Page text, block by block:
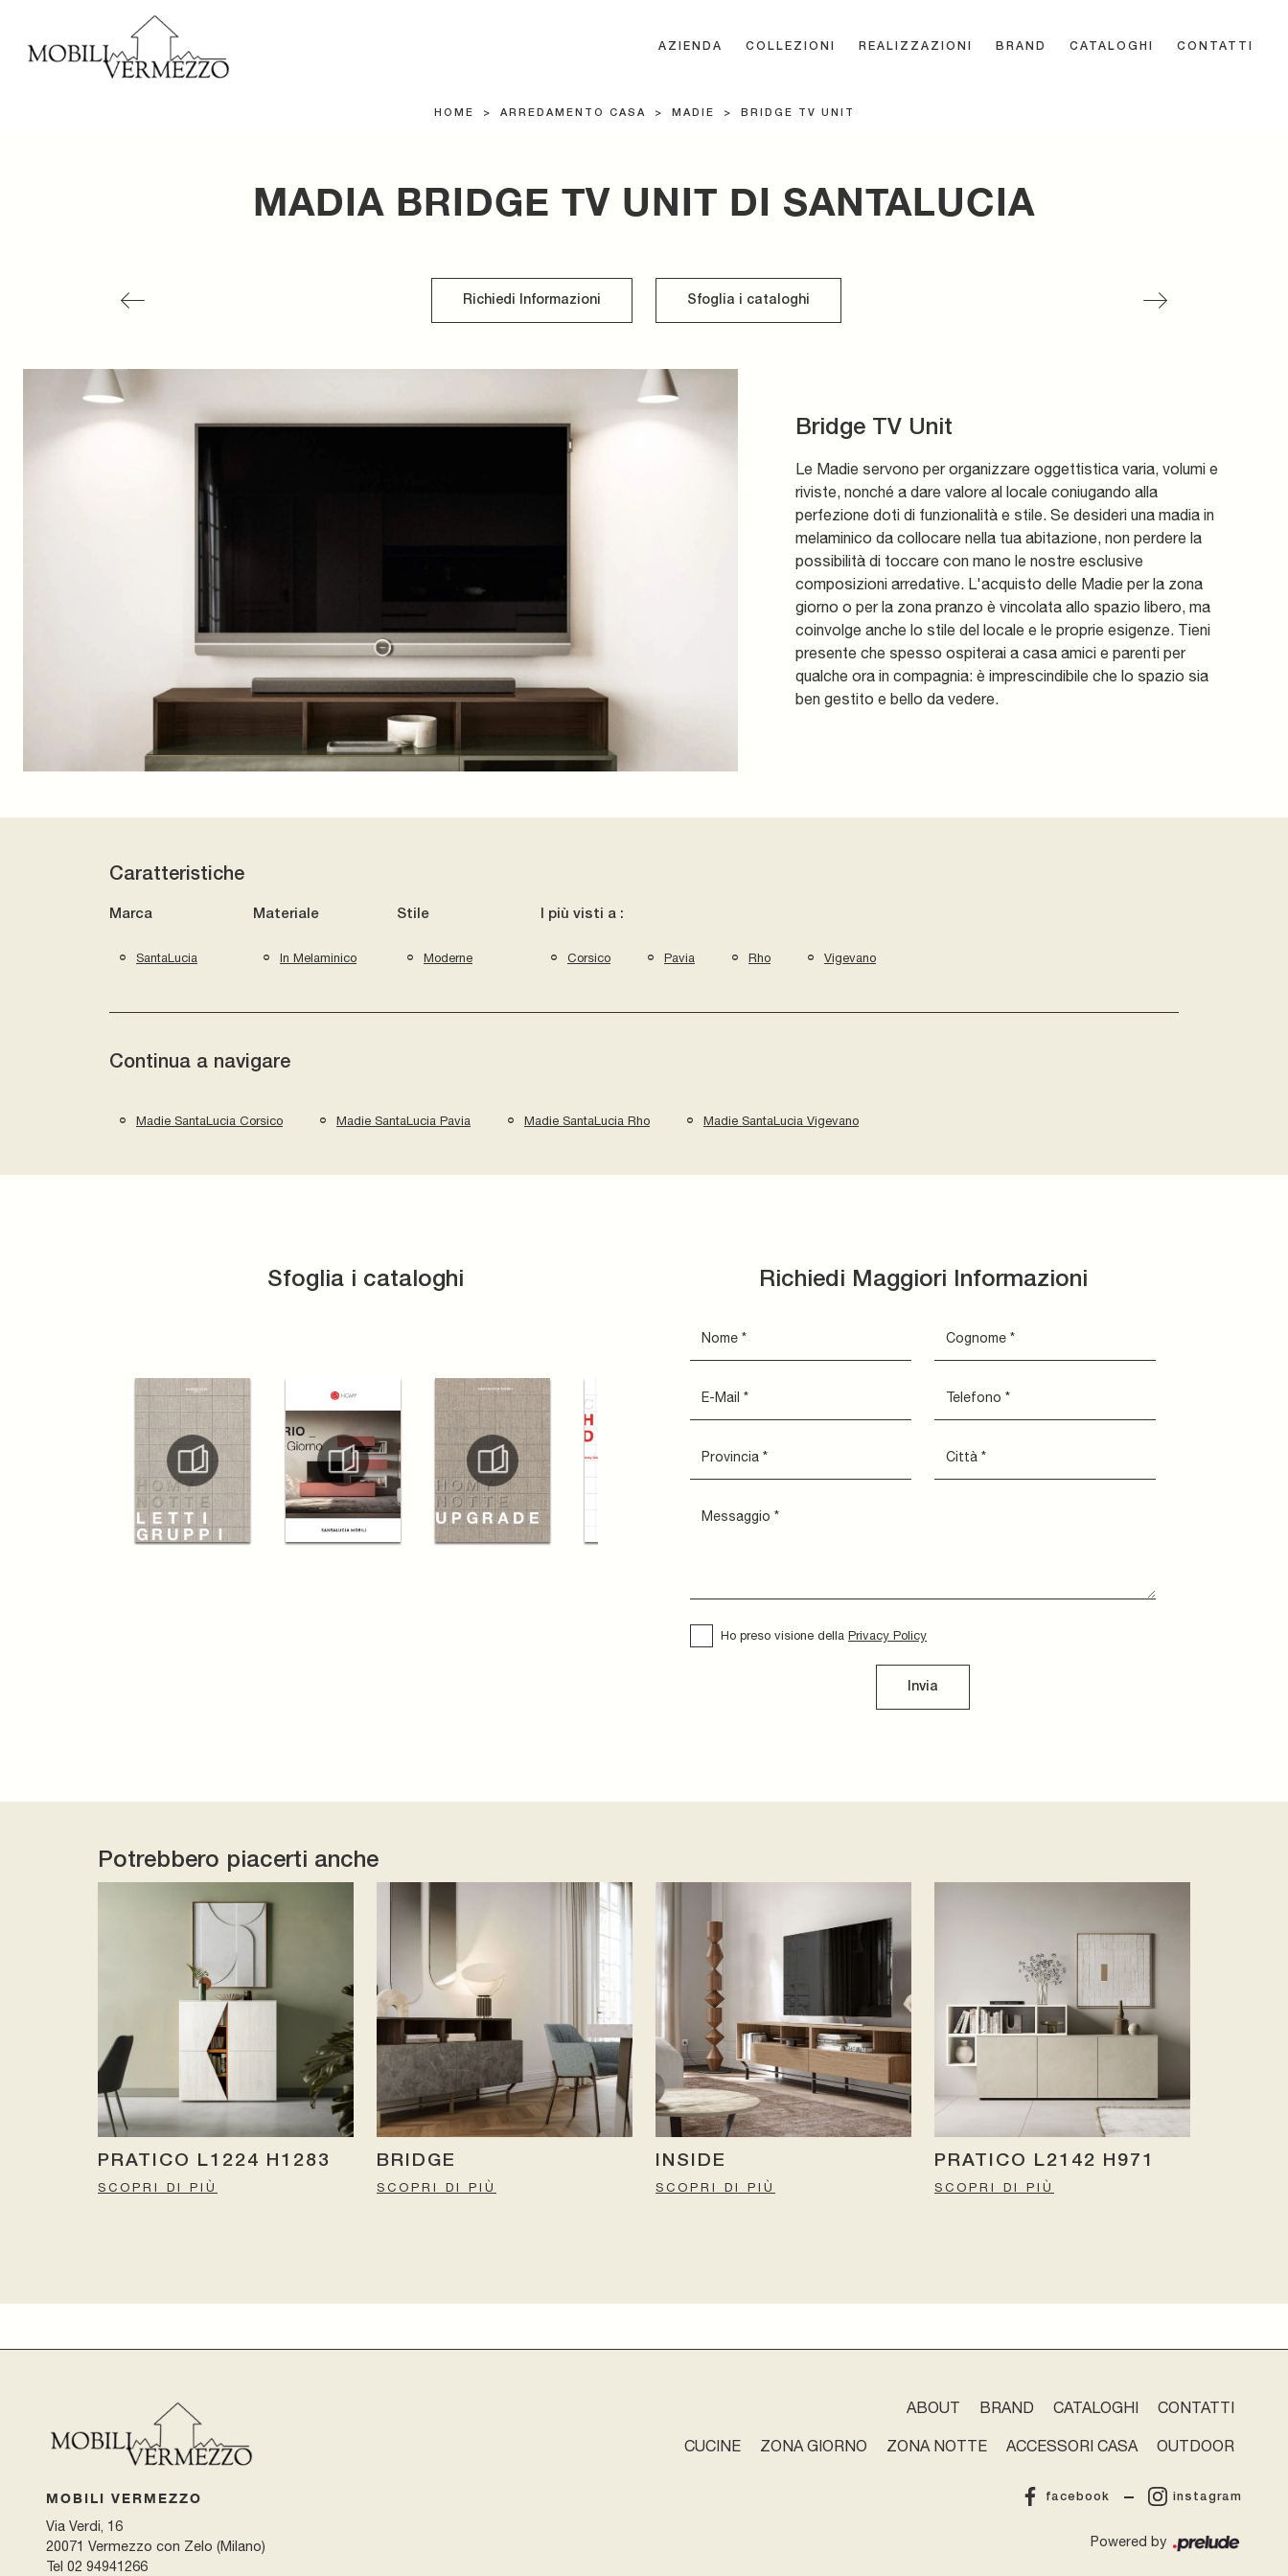
AZIENDA COLLEZIONI REALIZZAZIONI BRAND CATALOGHI CONTATTI
HOME > ARREDAMENTO CASA > MADIE > BRIDGE TV UNIT
MADIA BRIDGE TV UNIT DI SANTALUCIA
Richiedi Informazioni Sfoglia i cataloghi
Bridge TV Unit
Le Madie servono per organizzare oggettistica varia, volumi e
riviste, nonché a dare valore al locale coniugando alla
perfezione doti di funzionalità e stile. Se desideri una madia in
melaminico da collocare nella tua abitazione, non perdere la
possibilità di toccare con mano le nostre esclusive
composizioni arredative. L'acquisto delle Madie per la zona
giorno o per la zona pranzo è vincolata allo spazio libero, ma
coinvolge anche lo stile del locale e le proprie esigenze. Tieni
presente che spesso ospiterai a casa amici e parenti per
qualche ora in compagnia: è imprescindibile che lo spazio sia
ben gestito e bello da vedere.
Caratteristiche
Marca
SantaLucia
Materiale
In Melaminico
Stile
Moderne
I più visti a :
Corsico Pavia Rho Vigevano
Continua a navigare
Madie SantaLucia Corsico Madie SantaLucia Pavia Madie SantaLucia Rho Madie SantaLucia Vigevano
Sfoglia i cataloghi Richiedi Maggiori Informazioni
Ho preso visione della Privacy Policy
Invia
Potrebbero piacerti anche
PRATICO L1224 H1283
SCOPRI DI PIÙ
BRIDGE
SCOPRI DI PIÙ
INSIDE
SCOPRI DI PIÙ
PRATICO L2142 H971
SCOPRI DI PIÙ
ABOUT BRAND CATALOGHI CONTATTI
CUCINE ZONA GIORNO ZONA NOTTE ACCESSORI CASA OUTDOOR
MOBILI VERMEZZO
Via Verdi, 16
20071 Vermezzo con Zelo (Milano)
Tel 02 94941266
facebook instagram
Powered by